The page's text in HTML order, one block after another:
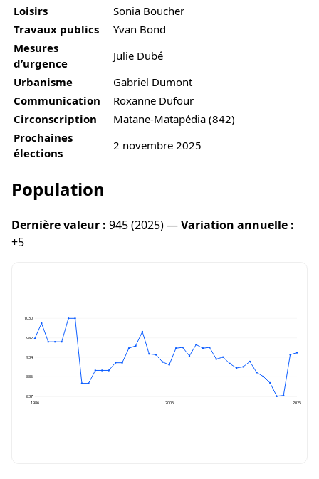
Loisirs
Sonia Boucher
Travaux publics
Yvan Bond
Mesures
d’urgence
Julie Dubé
Urbanisme
Gabriel Dumont
Communication
Roxanne Dufour
Circonscription
Matane-Matapédia (842)
Prochaines
élections
2 novembre 2025
Population
Dernière valeur : 945 (2025) —Variation annuelle :
+5
1030
982
934
885
837
1986
2006 2025